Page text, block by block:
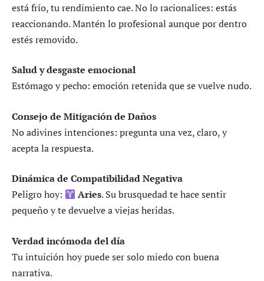
está frío, tu rendimiento cae. No lo racionalices: estás
reaccionando. Mantén lo profesional aunque por dentro
estés removido.
Salud y desgaste emocional
Estómago y pecho: emoción retenida que se vuelve nudo.
Consejo de Mitigación de Daños
No adivines intenciones: pregunta una vez, claro, y
acepta la respuesta.
Dinámica de Compatibilidad Negativa
Peligro hoy:
Aries. Su brusquedad te hace sentir
pequeño y te devuelve a viejas heridas.
Verdad incómoda del día
Tu intuición hoy puede ser solo miedo con buena
narrativa.